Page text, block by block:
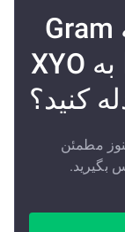
مطمئن نیستید چگونه Gram
(ex Ton/TonCoin) را به XYO
مطمئن
بگیرید.